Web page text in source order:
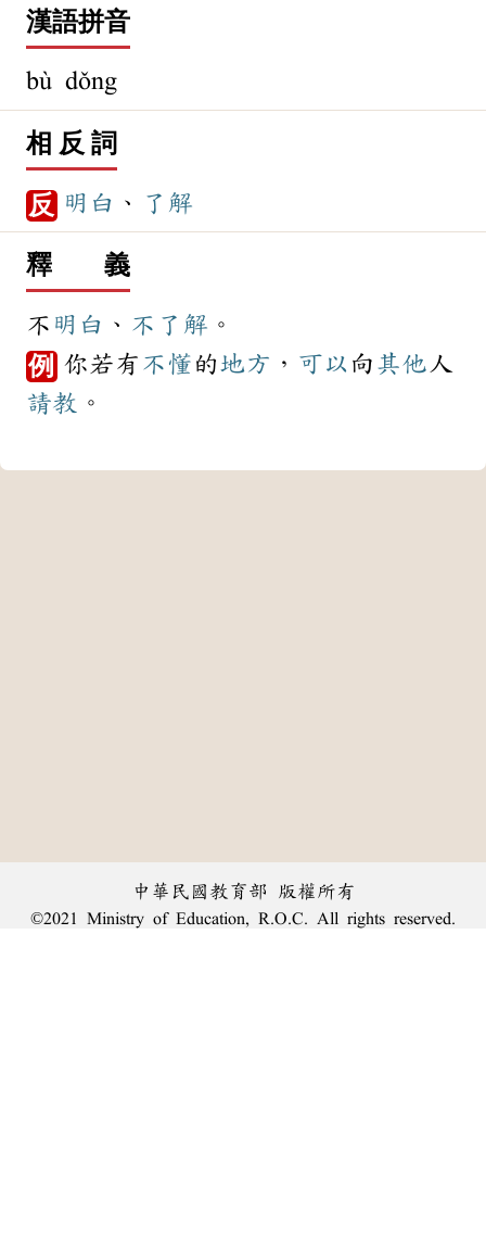
漢語拼音
bù dǒng
相 反 詞
反 明白 、 了解
釋 義
不 明白 、 不了解 。
例 你若有 不懂 的地方 ， 可以 向 其他人
請教 。
中華民國教育部 版權所有
©2021 Ministry of Education, R.O.C. All rights reserved.